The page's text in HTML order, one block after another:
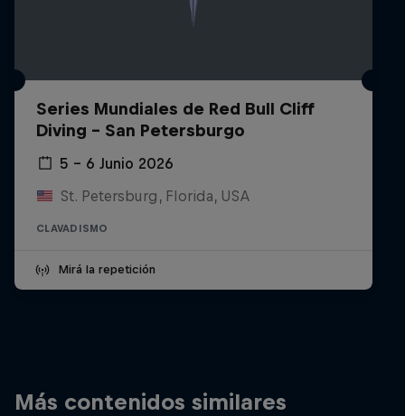
Series Mundiales de Red Bull Cliff
Diving - San Petersburgo
5 – 6 Junio 2026
St. Petersburg, Florida, USA
CLAVADISMO
Mirá la repetición
Más contenidos similares